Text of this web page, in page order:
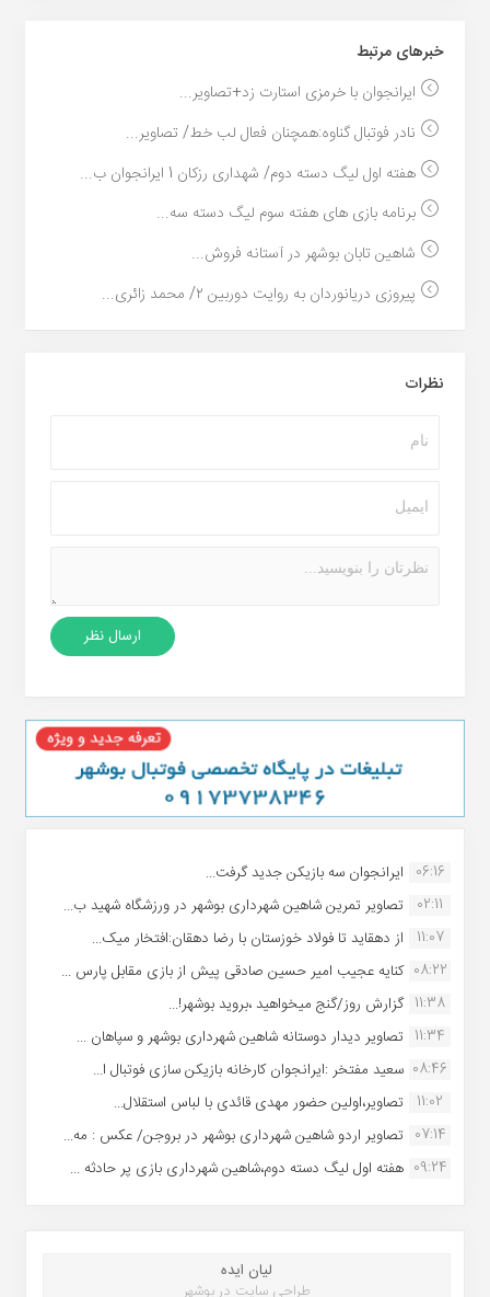
خبر‌های مرتبط
ایرانجوان با خرمزی استارت زد+تصاویر...
نادر فوتبال گناوه:همچنان فعال لب خط/ تصاویر...
هفته اول لیگ دسته دوم/ شهداری رزکان 1 ایرانجوان ب...
برنامه بازی های هفته سوم لیگ دسته سه...
شاهین تابان بوشهر در آستانه فروش...
پیروزی دریانوردان به روایت دوربین ۲/ محمد زائری...
نظرات
06:16 ایرانجوان سه بازیکن جدید گرفت...
02:11
تصاویر تمرین شاهین شهردارى بوشهر در ورزشگاه شهید ب...
11:07
از دهقاید تا فولاد خوزستان با رضا دهقان:افتخار میک...
08:22 کنایه عجیب امیر حسین صادقی پیش از بازی مقابل پارس ...
11:38 گزارش روز/گنج میخواهید ،بروید بوشهر!...
11:34 تصاویر دیدار دوستانه شاهین شهردارى بوشهر و سپاهان ...
08:46 سعید مفتخر :ایرانجوان کارخانه بازیکن سازی فوتبال ا...
11:02
تصاویر،اولین حضور مهدی قائدی با لباس استقلال...
07:14 تصاویر اردو شاهین شهرداری بوشهر در بروجن/ عکس : مه...
09:24 هفته اول لیگ دسته دوم،شاهین شهرداری بازی پر حادثه ...
لیان ایده
طراحی سایت در بوشهر